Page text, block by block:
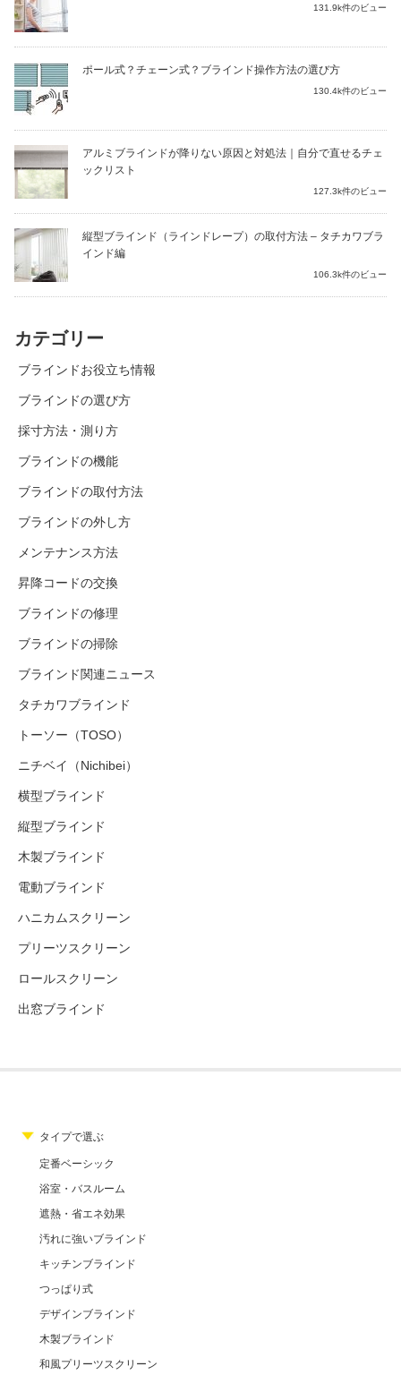
131.9k件のビュー
ポール式？チェーン式？ブラインド操作方法の選び方
130.4k件のビュー
アルミブラインドが降りない原因と対処法｜自分で直せるチェ
ックリスト
127.3k件のビュー
縦型ブラインド（ラインドレープ）の取付方法 – タチカワブラ
インド編
106.3k件のビュー
カテゴリー
ブラインドお役立ち情報
ブラインドの選び方
採寸方法・測り方
ブラインドの機能
ブラインドの取付方法
ブラインドの外し方
メンテナンス方法
昇降コードの交換
ブラインドの修理
ブラインドの掃除
ブラインド関連ニュース
タチカワブラインド
トーソー（TOSO）
ニチベイ（Nichibei）
横型ブラインド
縦型ブラインド
木製ブラインド
電動ブラインド
ハニカムスクリーン
プリーツスクリーン
ロールスクリーン
出窓ブラインド
タイプで選ぶ
定番ベーシック
浴室・バスルーム
遮熱・省エネ効果
汚れに強いブラインド
キッチンブラインド
つっぱり式
デザインブラインド
木製ブラインド
和風プリーツスクリーン